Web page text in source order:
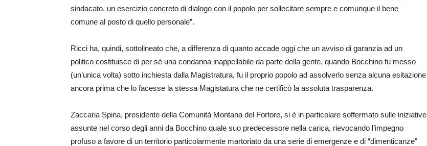
sindacato, un esercizio concreto di dialogo con il popolo per sollecitare sempre e comunque il bene
comune al posto di quello personale”.
Ricci ha, quindi, sottolineato che, a differenza di quanto accade oggi che un avviso di garanzia ad un
politico costituisce di per sé una condanna inappellabile da parte della gente, quando Bocchino fu messo
(un’unica volta) sotto inchiesta dalla Magistratura, fu il proprio popolo ad assolverlo senza alcuna esitazione
ancora prima che lo facesse la stessa Magistatura che ne certificò la assoluta trasparenza.
Zaccaria Spina, presidente della Comunità Montana del Fortore, si è in particolare soffermato sulle iniziative
assunte nel corso degli anni da Bocchino quale suo predecessore nella carica, rievocando l’impegno
profuso a favore di un territorio particolarmente martoriato da una serie di emergenze e di “dimenticanze”